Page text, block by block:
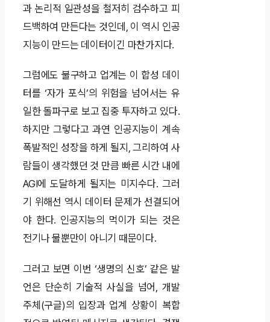
과 논리적 일관성을 철저히 검수하고 피
드백하여 만든다는 것인데, 이 역시 인공
지능이 만드는 데이터이긴 마찬가지다.
그럼에도 불구하고 업계는 이 합성 데이
터를 ‘자가 포식’의 위험을 넘어서는 유
일한 돌파구로 보고 집중 투자하고 있다.
하지만 그렇다고 과연 인공지능이 계속
폭발적인 성장을 하게 될지, 그리하여 사
람들이 생각했던 것 만큼 빠른 시간 내에
AGI에 도달하게 될지는 미지수다. 그러
기 위해선 역시 데이터 문제가 선결되어
야 한다. 인공지능의 먹이가 되는 것은
전기나 물뿐만이 아니기 때문이다.
그러고 보면 이번 ‘생명의 신호’ 같은 발
언은 단순히 기술적 사실을 넘어, 개발
주체(구글)의 입장과 업계 상황이 복합